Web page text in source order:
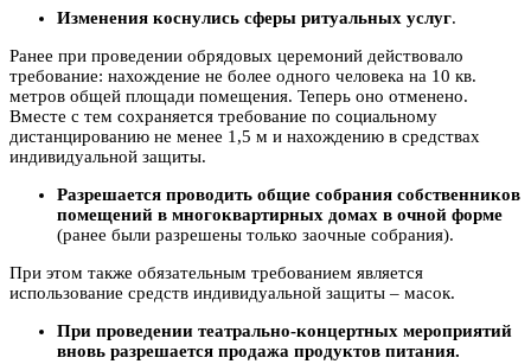
Изменения коснулись сферы ритуальных услуг.
Ранее при проведении обрядовых церемоний действовало
требование: нахождение не более одного человека на 10 кв.
метров общей площади помещения. Теперь оно отменено.
Вместе с тем сохраняется требование по социальному
дистанцированию не менее 1,5 м и нахождению в средствах
индивидуальной защиты.
Разрешается проводить общие собрания собственников
помещений в многоквартирных домах в очной форме
(ранее были разрешены только заочные собрания).
При этом также обязательным требованием является
использование средств индивидуальной защиты – масок.
При проведении театрально-концертных мероприятий
вновь разрешается продажа продуктов питания.